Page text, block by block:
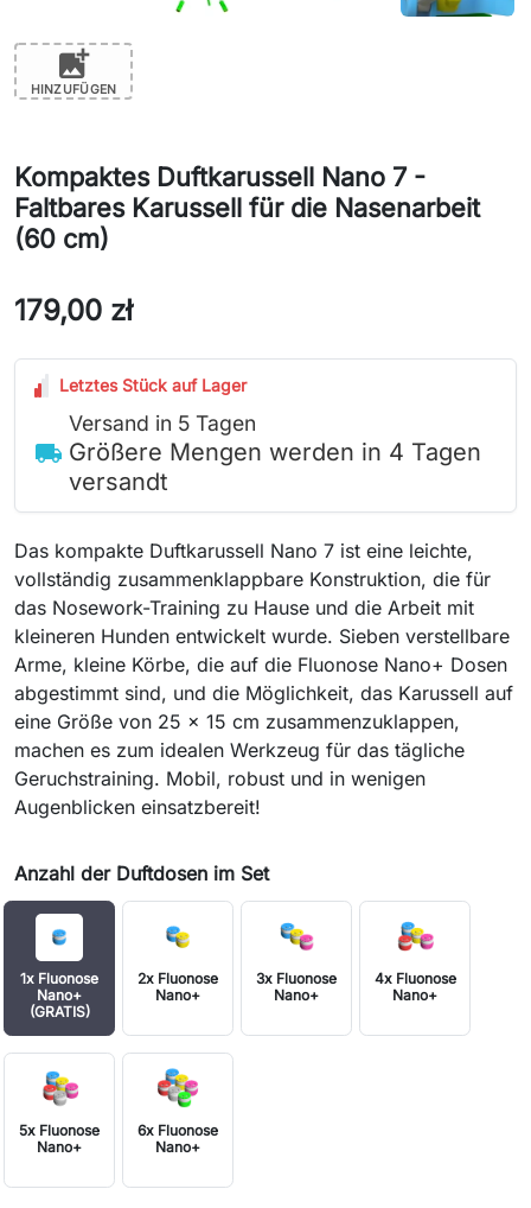
add_photo_alternate
HINZUFÜGEN
Kompaktes Duftkarussell Nano 7 -
Faltbares Karussell für die Nasenarbeit
(60 cm)
179,00 zł
Letztes Stück auf Lager
local_shipping
Versand in 5 Tagen
Größere Mengen werden in 4 Tagen
versandt
Das kompakte Duftkarussell Nano 7 ist eine leichte,
vollständig zusammenklappbare Konstruktion, die für
das Nosework-Training zu Hause und die Arbeit mit
kleineren Hunden entwickelt wurde. Sieben verstellbare
Arme, kleine Körbe, die auf die Fluonose Nano+ Dosen
abgestimmt sind, und die Möglichkeit, das Karussell auf
eine Größe von 25 x 15 cm zusammenzuklappen,
machen es zum idealen Werkzeug für das tägliche
Geruchstraining. Mobil, robust und in wenigen
Augenblicken einsatzbereit!
Anzahl der Duftdosen im Set
1x Fluonose
Nano+
(GRATIS)
2x Fluonose
Nano+
3x Fluonose
Nano+
4x Fluonose
Nano+
5x Fluonose
Nano+
6x Fluonose
Nano+